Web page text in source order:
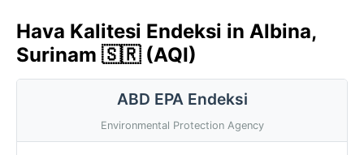
Hava Kalitesi Endeksi in Albina,
Surinam 🇸🇷 (AQI)
ABD EPA Endeksi
Environmental Protection Agency